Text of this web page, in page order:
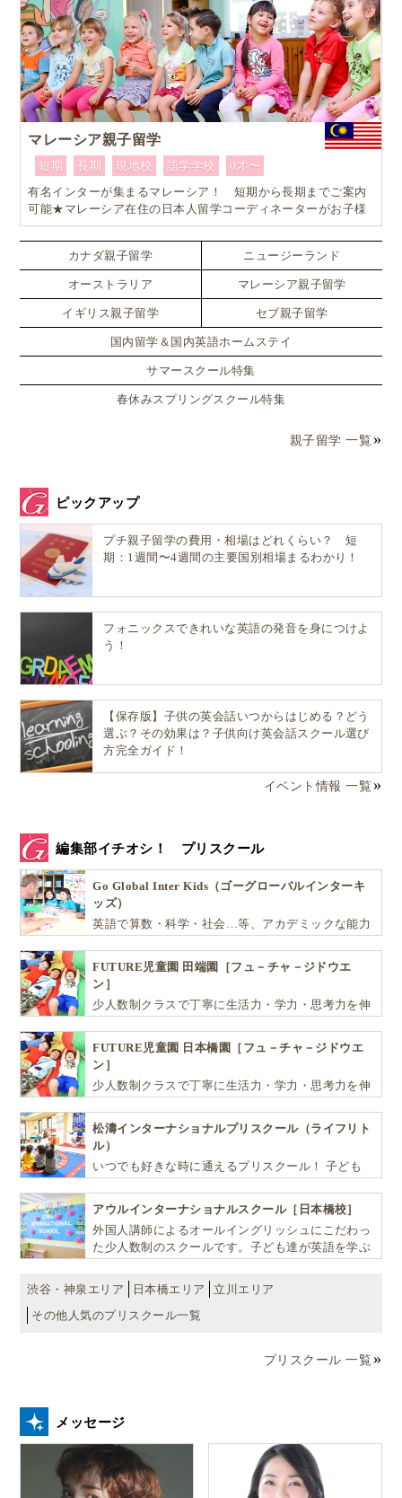
マレーシア親子留学
短期 長期 現地校 語学学校
0才〜
有名インターが集まるマレーシア！ 短期から長期までご案内
可能★マレーシア在住の日本人留学コーディネーターがお子様
お一人おひとりに合ったワンランク上のマレーシア親子留学を
カスタマイズ
カナダ親子留学
ニュージーランド
オーストラリア マレーシア親子留学
イギリス親子留学 セブ親子留学
国内留学＆国内英語ホームステイ
サマースクール特集
春休みスプリングスクール特集
親子留学 一覧
ピックアップ
プチ親子留学の費用・相場はどれくらい？ 短
期：1週間〜4週間の主要国別相場まるわかり！
フォニックスできれいな英語の発音を身につけよ
う！
【保存版】子供の英会話いつからはじめる？どう
選ぶ？その効果は？子供向け英会話スクール選び
方完全ガイド！
イベント情報 一覧
編集部イチオシ！ プリスクール
Go Global Inter Kids（ゴーグローバルインターキ
ッズ）
英語で算数・科学・社会…等、アカデミックな能力
を育む少人数制のプリスクールです。
FUTURE児童園 田端園［フュ－チャ－ジドウエ
ン］
少人数制クラスで丁寧に生活力・学力・思考力を伸
FUTURE児童園 日本橋園［フュ－チャ－ジドウエ
ン］
少人数制クラスで丁寧に生活力・学力・思考力を伸
松濤インターナショナルプリスクール（ライフリト
ル）
いつでも好きな時に通えるプリスクール！ 子ども
自ら進んで学ぶこと、考える力を育みます
アウルインターナショナルスクール［日本橋校］
外国人講師によるオールイングリッシュにこだわっ
た少人数制のスクールです。子ども達が英語を学ぶ
渋谷・神泉エリア
日本橋エリア
立川エリア
その他人気のプリスクール一覧
プリスクール 一覧
メッセージ